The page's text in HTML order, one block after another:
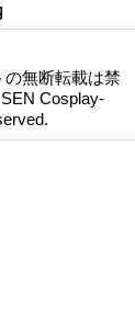
無断転載は禁
Cosplay-